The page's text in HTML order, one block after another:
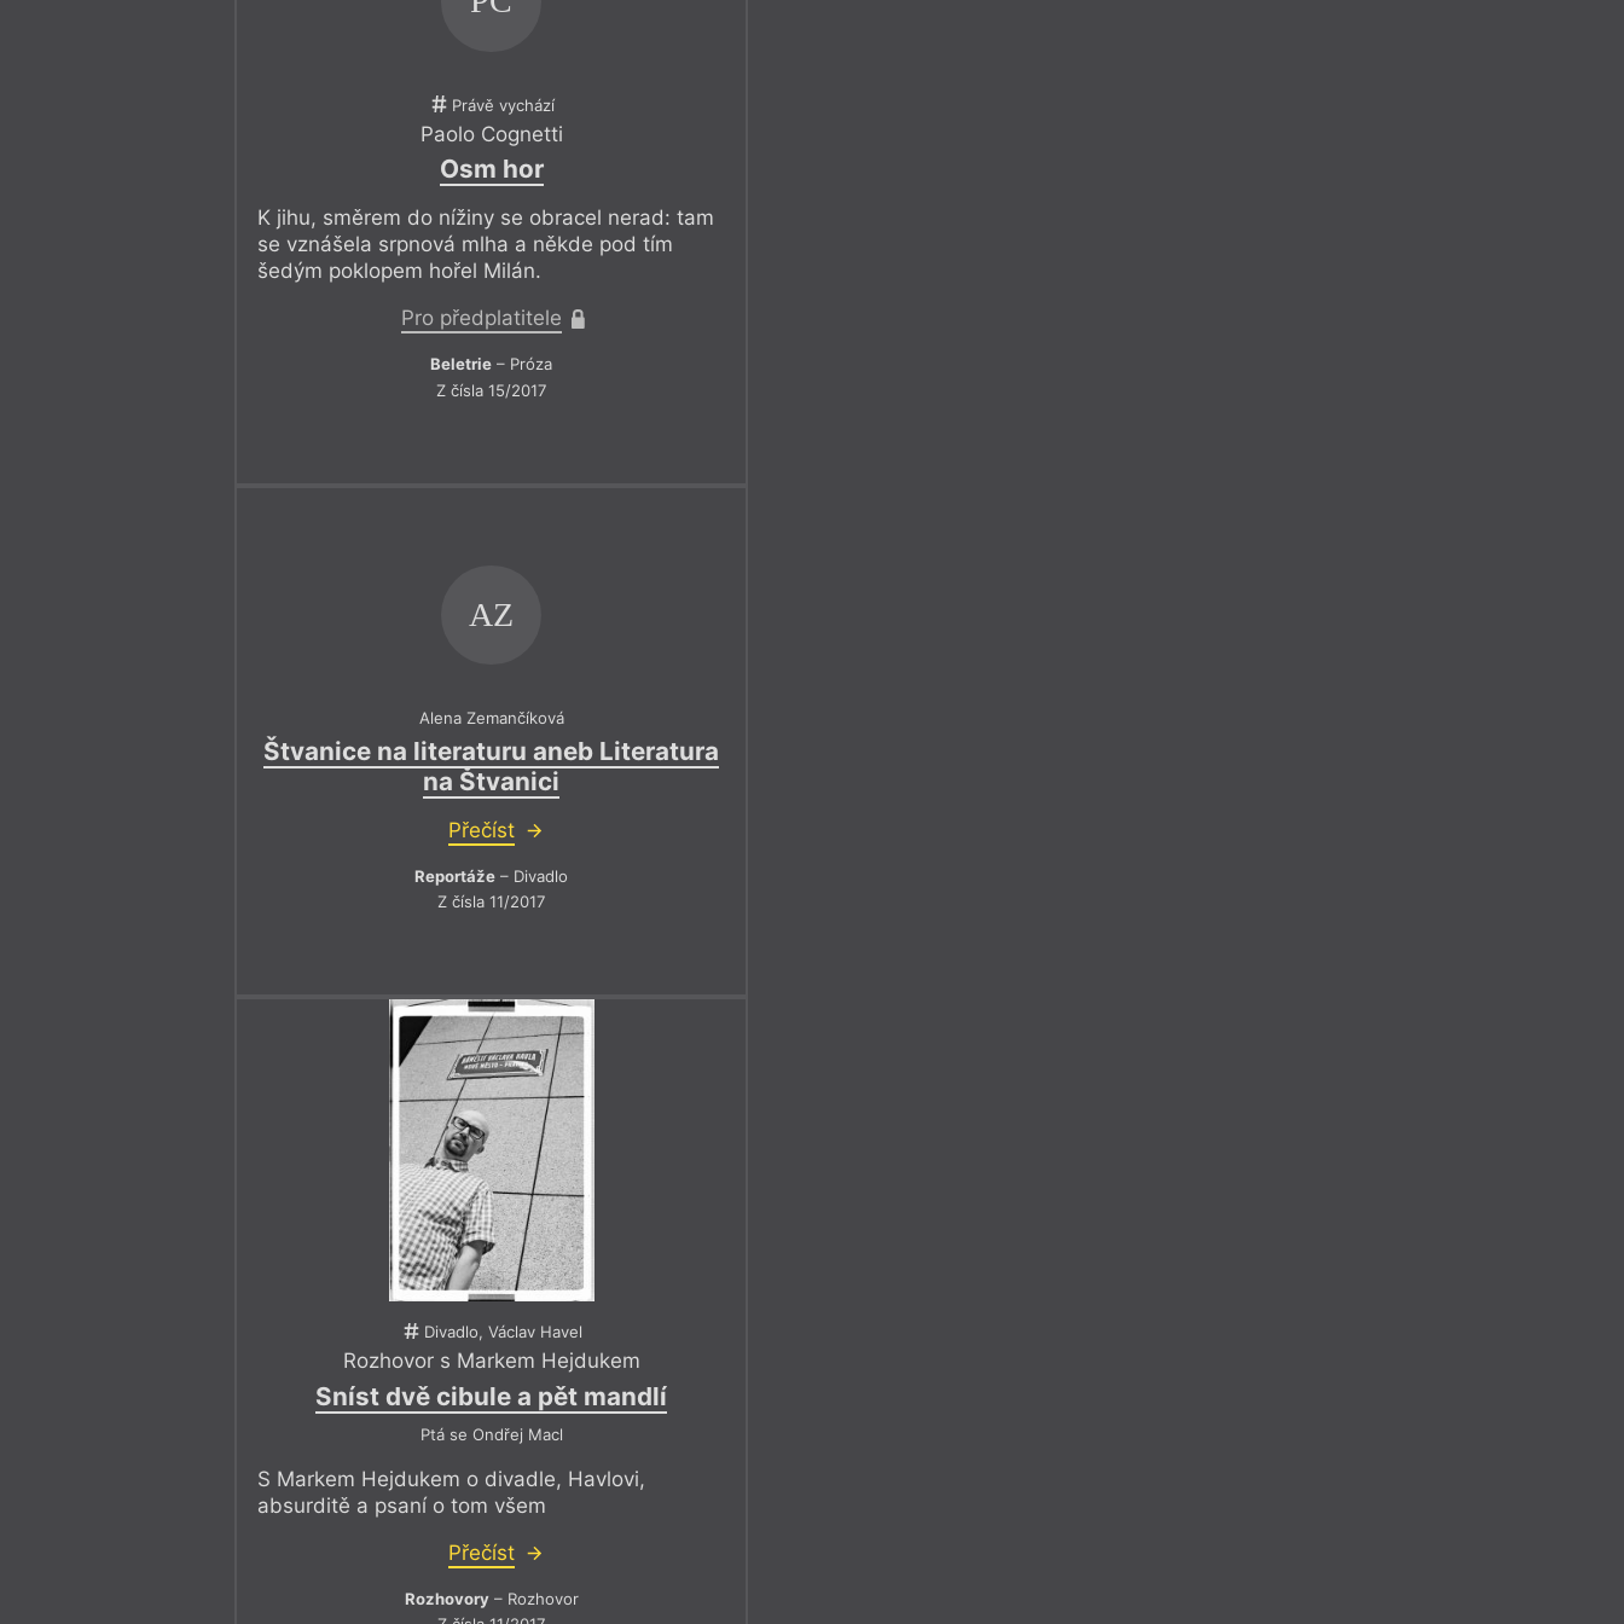
Právě vychází
Paolo Cognetti
Osm hor
K jihu, směrem do nížiny se obracel nerad: tam
se vznášela srpnová mlha a někde pod tím
šedým poklopem hořel Milán.
Pro předplatitele
Beletrie – Próza
Z čísla 15/2017
AZ
Alena Zemančíková
Štvanice na literaturu aneb Literatura
na Štvanici
Přečíst
Reportáže – Divadlo
Z čísla 11/2017
Divadlo, Václav Havel
Rozhovor s Markem Hejdukem
Sníst dvě cibule a pět mandlí
Ptá se Ondřej Macl
S Markem Hejdukem o divadle, Havlovi,
absurditě a psaní o tom všem
Přečíst
Rozhovory– Rozhovor